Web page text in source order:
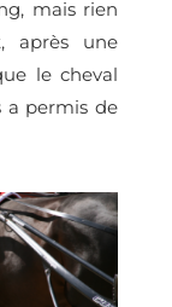
mais rien
après une
le cheval
a permis de